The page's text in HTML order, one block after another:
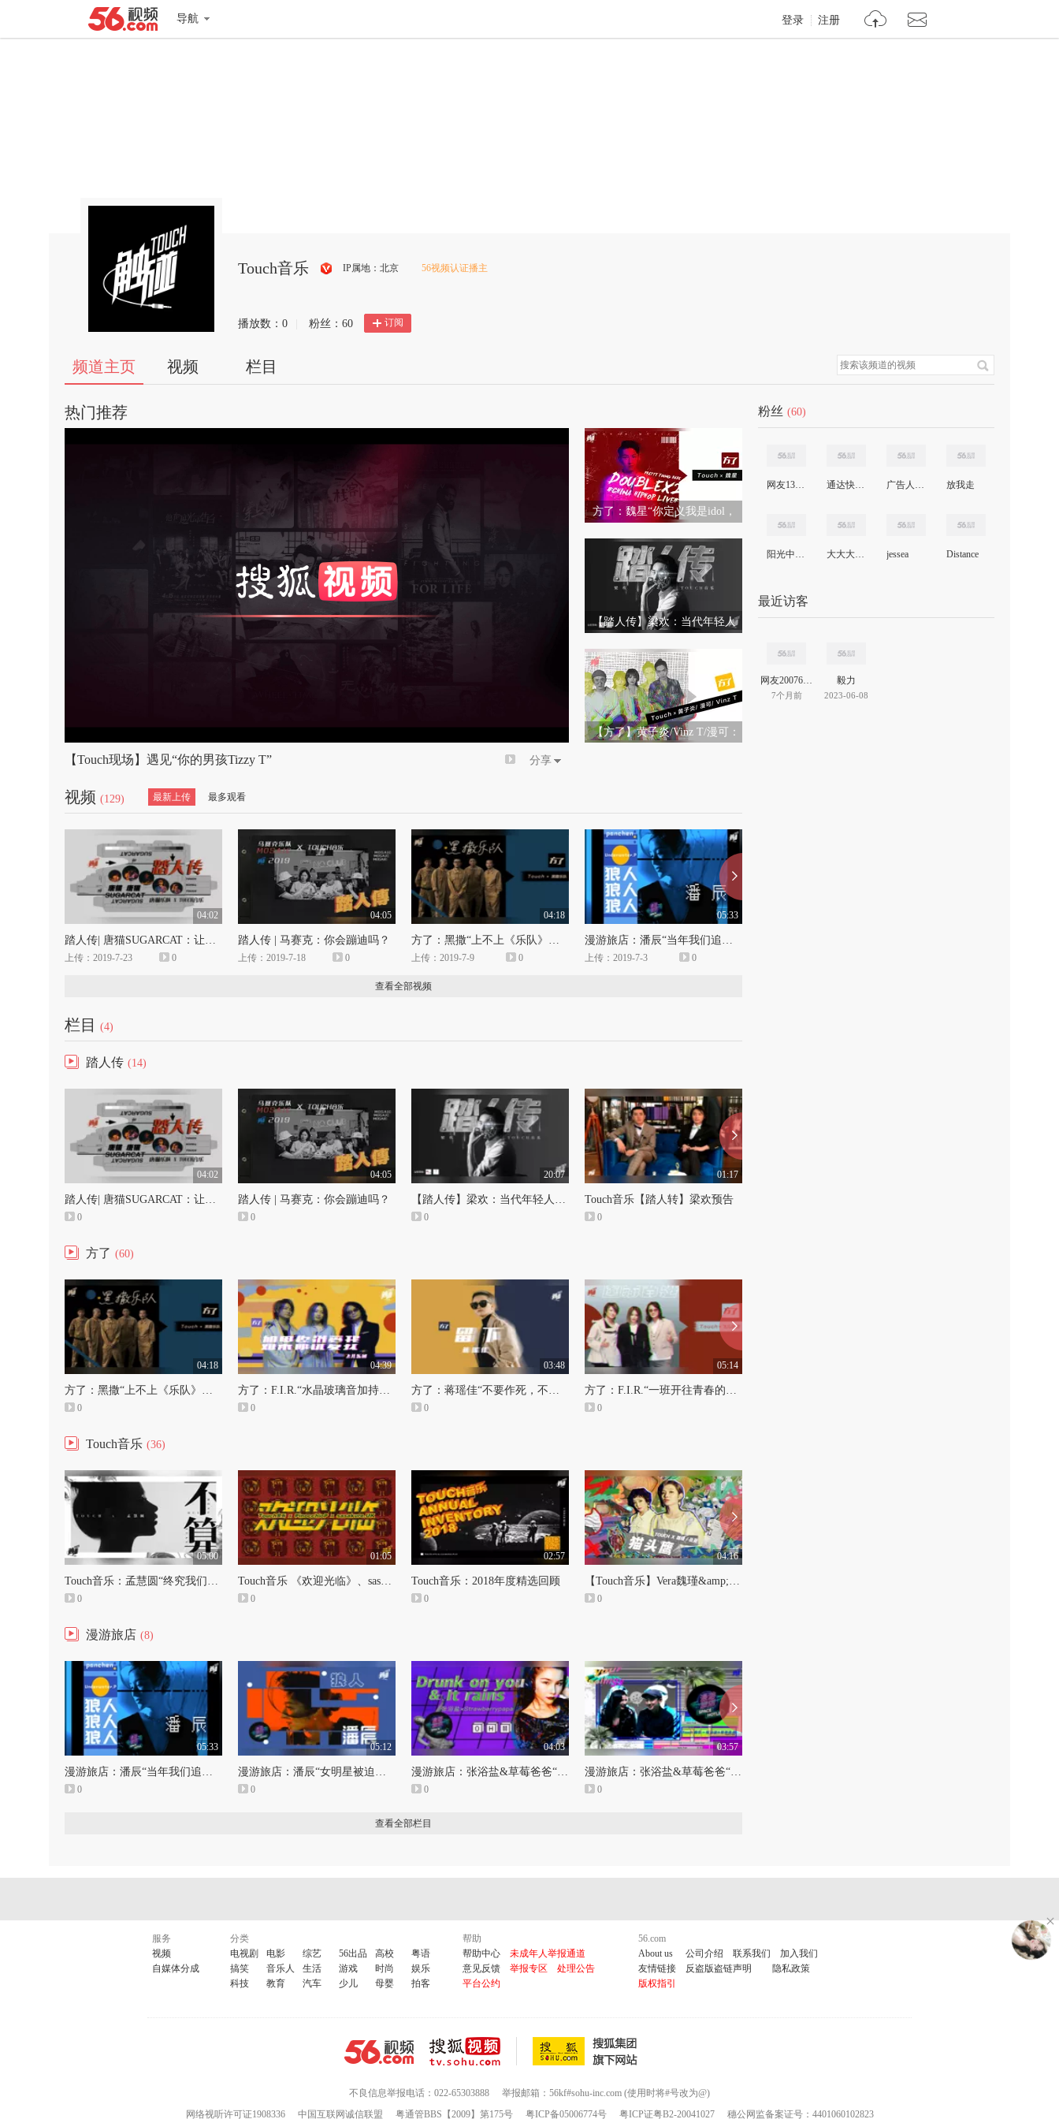
导航 登录 注册
Touch音乐
狐
体
出
IP属地：北京 56视频认证播主
播放数： 0 粉丝： 60 订阅
频道主页 视频 栏目
热门推荐
亮度
饱和度
对比度
【Touch现场】遇见“你的男孩Tizzy T” 分享
方了：魏星“你定义我是idol，
【踏人传】梁欢：当代年轻人
【方了】黄子炎/Vinz T/漫可：
视频 (129) 最新上传 最多观看
04:02
踏人传| 唐猫SUGARCAT：让我感受这夜晚一起吗
上传：2019-7-23 0
04:05
踏人传 | 马赛克：你会蹦迪吗？
上传：2019-7-18 0
04:18
方了：黑撒“上不上《乐队》都是你的夏天”
上传：2019-7-9 0
05:33
漫游旅店：潘辰“当年我们追过的快女，现在怎么样了”
上传：2019-7-3 0
查看全部视频
栏目 (4)
踏人传 (14)
04:02
踏人传| 唐猫SUGARCAT：让我感受这夜晚一起吗
0
04:05
踏人传 | 马赛克：你会蹦迪吗？
0
20:07
【踏人传】梁欢：当代年轻人精神领袖缺失症
0
01:17
Touch音乐【踏人转】梁欢预告
0
方了 (60)
04:18
方了：黑撒“上不上《乐队》都是你的夏天”
0
04:39
方了：F.I.R.“水晶玻璃音加持的青春序曲”
0
03:48
方了：蒋瑶佳“不要作死，不要矫情，唱情歌也要保持冷酷”
0
05:14
方了：F.I.R.“一班开往青春的列车，检票中”
0
Touch音乐 (36)
05:00
Touch音乐：孟慧圆“终究我们喜欢那些不放大招没有企图心的声音”
0
01:05
Touch音乐 《欢迎光临》、sasakure.UK 首次中国巡演
0
02:57
Touch音乐：2018年度精选回顾
0
04:16
【Touch音乐】Vera魏瑾&amp;丑丑谈楚然：失眠夜开启你的异想世界
0
漫游旅店 (8)
05:33
漫游旅店：潘辰“当年我们追过的快女，现在怎么样了”
0
05:12
漫游旅店：潘辰“女明星被迫打开的随身包藏着怎样的秘密”
0
04:03
漫游旅店：张浴盐&草莓爸爸“月亮无法坠入爱河，星星得不到爱火”
0
03:57
漫游旅店：张浴盐&草莓爸爸“有趣的灵魂终将相遇在网上冲浪”
0
查看全部栏目
粉丝 (60)
网友13011590696124375 通达快车小玩家 广告人杨昆 放我走
阳光中的暖冬 大大大大怪 jessea Distance
最近访客
网友20076399849531965
7个月前
毅力
2023-06-08
服务
视频
自媒体分成
分类
电视剧
电影 综艺 56出品 高校
粤语
搞笑
音乐人 生活 游戏 时尚
娱乐
科技
教育 汽车 少儿 母婴 拍客
帮助
帮助中心
未成年人举报通道
意见反馈
举报专区
处理公告
平台公约
56.com
About us
公司介绍 联系我们
加入我们
友情链接
反盗版盗链声明
隐私政策
版权指引
不良信息举报电话：022-65303888
举报邮箱：56kf#sohu-inc.com (使用时将#号改为@)
网络视听许可证1908336
中国互联网诚信联盟 粤通管BBS【2009】第175号 粤ICP备05006774号 粤ICP证粤B2-20041027 穗公网监备案证号：4401060102823